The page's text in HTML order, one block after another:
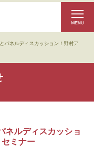
パネルディスカッション！野村ア
ネルディスカッショ
ミナー